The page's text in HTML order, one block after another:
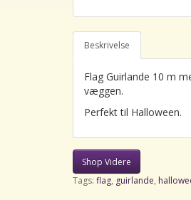
Beskrivelse
Flag Guirlande 10 m
væggen.
Perfekt til Halloween.
Shop Videre
Tags: flag, guirlande,